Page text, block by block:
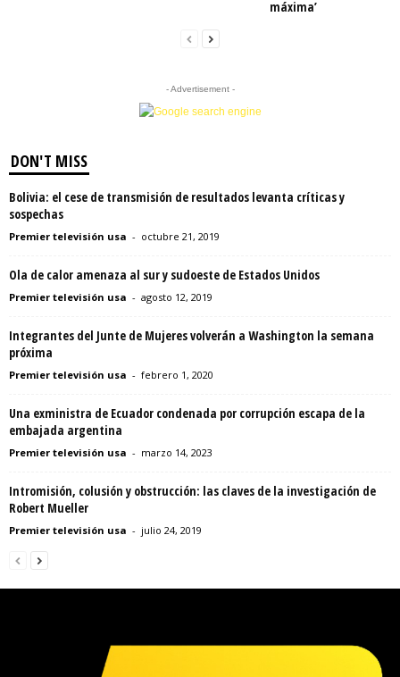
máxima’
- Advertisement -
DON'T MISS
Bolivia: el cese de transmisión de resultados levanta críticas y
sospechas
Premier televisión usa - octubre 21, 2019
Ola de calor amenaza al sur y sudoeste de Estados Unidos
Premier televisión usa - agosto 12, 2019
Integrantes del Junte de Mujeres volverán a Washington la semana
próxima
Premier televisión usa - febrero 1, 2020
Una exministra de Ecuador condenada por corrupción escapa de la
embajada argentina
Premier televisión usa - marzo 14, 2023
Intromisión, colusión y obstrucción: las claves de la investigación de
Robert Mueller
Premier televisión usa - julio 24, 2019